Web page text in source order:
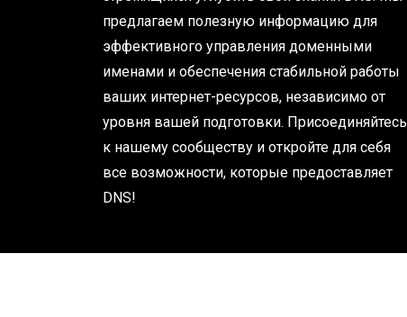
предлагаем полезную информацию для
эффективного управления доменными
именами и обеспечения стабильной работы
ваших интернет-ресурсов, независимо от
уровня вашей подготовки. Присоединяйтесь
к нашему сообществу и откройте для себя
все возможности, которые предоставляет
DNS!